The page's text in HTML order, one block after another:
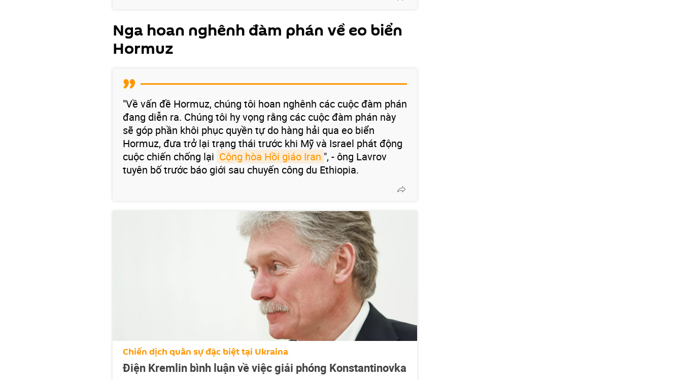
Nga hoan nghênh đàm phán về eo biển
Hormuz
"Về vấn đề Hormuz, chúng tôi hoan nghênh các cuộc đàm phán
đang diễn ra. Chúng tôi hy vọng rằng các cuộc đàm phán này
sẽ góp phần khôi phục quyền tự do hàng hải qua eo biển
Hormuz, đưa trở lại trạng thái trước khi Mỹ và Israel phát động
cuộc chiến chống lại Cộng hòa Hồi giáo Iran ", - ông Lavrov
tuyên bố trước báo giới sau chuyến công du Ethiopia.
Chiến dịch quân sự đặc biệt tại Ukraina
Điện Kremlin bình luận về việc giải phóng Konstantinovka